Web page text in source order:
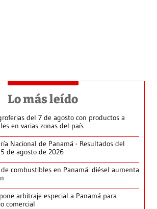
Lo más leído
del 7 de agosto con productos a
en varias zonas del país
Nacional de Panamá - Resultados del
de agosto de 2026
combustibles en Panamá: diésel aumenta
arbitraje especial a Panamá para
comercial